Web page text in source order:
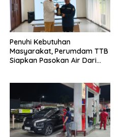
Penuhi Kebutuhan
Masyarakat, Perumdam TTB
Siapkan Pasokan Air Dari